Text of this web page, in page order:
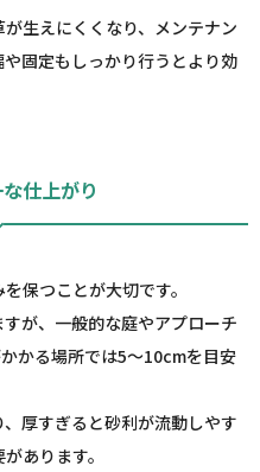
生えにくくなり、メンテナン
固定もしっかり行うとより効
仕上がり
保つことが大切です。
が、一般的な庭やアプローチ
かる場所では5～10cmを目安
厚すぎると砂利が流動しやす
あります。